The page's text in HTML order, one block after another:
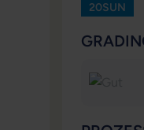
20SUN